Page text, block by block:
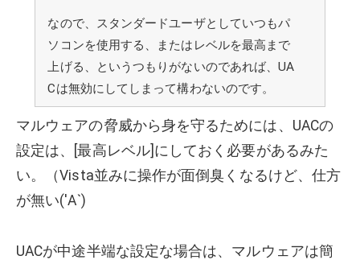
なので、スタンダードユーザとしていつもパ
ソコンを使用する、またはレベルを最高まで
上げる、というつもりがないのであれば、UA
Cは無効にしてしまって構わないのです。
マルウェアの脅威から身を守るためには、UACの
設定は、[最高レベル]にしておく必要があるみた
い。（Vista並みに操作が面倒臭くなるけど、仕方
が無い('Α`)
UACが中途半端な設定な場合は、マルウェアは簡